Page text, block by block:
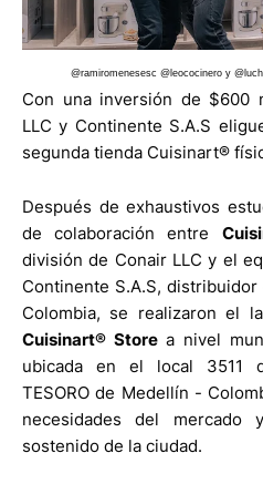
@ramiromenesesc @leococinero y
Con una inversión de $600
LLC y Continente S.A.S
segunda tienda Cuisinart®
Después de exhaustivos
de colaboración entre
división de Conair LLC y el
Continente S.A.S,
Colombia, se realizaron el
Cuisinart® Storea nivel
ubicada en el local 3511
TESORO de Medellín -
necesidades del
sostenido de la ciudad.